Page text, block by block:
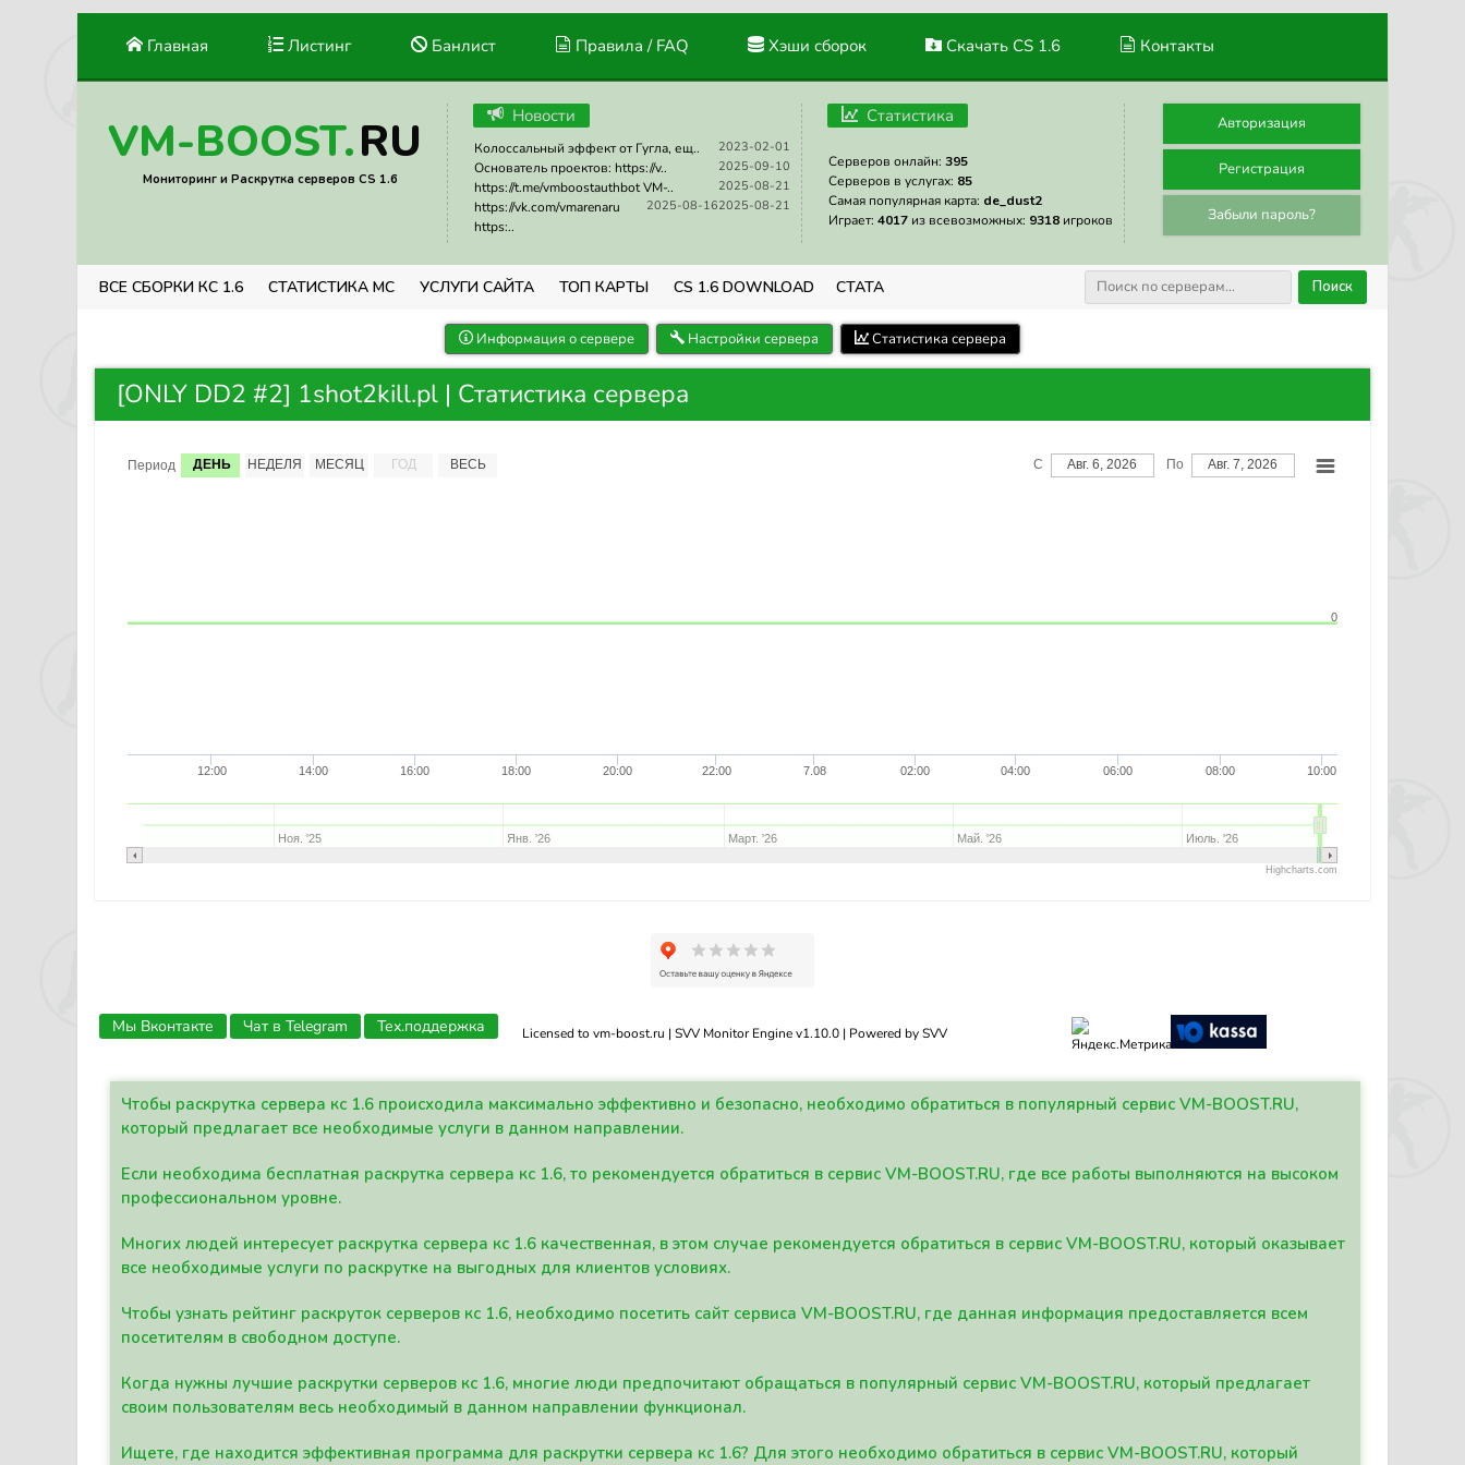
Главная Листинг Банлист Правила / FAQ Хэши сборок Скачать CS 1.6 Контакты
VM-BOOST.RU
Мониторинг и Раскрутка серверов CS 1.6
Новости
2023-02-01
Колоссальный эффект от Гугла, ещ..
2025-09-10
Основатель проектов: https://v..
2025-08-21
https://t.me/vmboostauthbot VM-..
2025-08-21
2025-08-16
https://vk.com/vmarenaru
https:..
Статистика
Серверов онлайн: 395
Серверов в услугах: 85
Самая популярная карта: de_dust2
Играет: 4017 из всевозможных: 9318 игроков
Авторизация
Регистрация
Забыли пароль?
ВСЕ СБОРКИ КС 1.6 СТАТИСТИКА МС УСЛУГИ САЙТА ТОП КАРТЫ CS 1.6 DOWNLOAD СТАТА Поиск
Информация о сервере Настройки сервера Статистика сервера
[ONLY DD2 #2] 1shot2kill.pl | Статистика сервера
Период ДЕНЬ НЕДЕЛЯ МЕСЯЦ ГОД ВЕСЬ С Авг. 6, 2026 По Авг. 7, 2026
12:00 14:00 16:00 18:00 20:00 22:00 7.08 02:00 04:00 06:00 08:00 10:00
Ноя. '25 Янв. '26 Март. '26 Май. '26 Июль. '26
0
Highcharts.com
Licensed to vm-boost.ru | SVV Monitor Engine v1.10.0 | Powered by SVV
Мы Вконтакте Чат в Telegram Тех.поддержка
Чтобы раскрутка сервера кс 1.6 происходила максимально эффективно и безопасно, необходимо обратиться в популярный сервис VM-BOOST.RU,
который предлагает все необходимые услуги в данном направлении.
Если необходима бесплатная раскрутка сервера кс 1.6, то рекомендуется обратиться в сервис VM-BOOST.RU, где все работы выполняются на высоком
профессиональном уровне.
Многих людей интересует раскрутка сервера кс 1.6 качественная, в этом случае рекомендуется обратиться в сервис VM-BOOST.RU, который оказывает
все необходимые услуги по раскрутке на выгодных для клиентов условиях.
Чтобы узнать рейтинг раскруток серверов кс 1.6, необходимо посетить сайт сервиса VM-BOOST.RU, где данная информация предоставляется всем
посетителям в свободном доступе.
Когда нужны лучшие раскрутки серверов кс 1.6, многие люди предпочитают обращаться в популярный сервис VM-BOOST.RU, который предлагает
своим пользователям весь необходимый в данном направлении функционал.
Ищете, где находится эффективная программа для раскрутки сервера кс 1.6? Для этого необходимо обратиться в сервис VM-BOOST.RU, который